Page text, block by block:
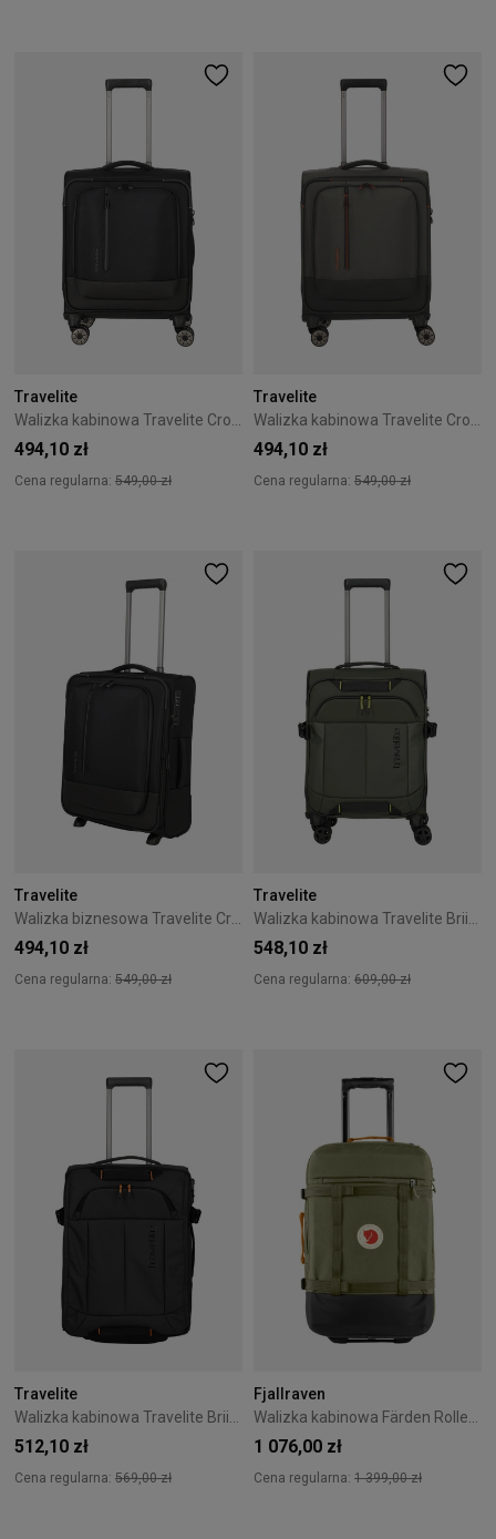
Travelite
494,10 zł
Cena regularna: 549,00 zł
Travelite
494,10 zł
Cena regularna: 549,00 zł
Travelite
494,10 zł
Cena regularna: 549,00 zł
Travelite
548,10 zł
Cena regularna: 609,00 zł
Travelite
Walizka kabinowa Travelite Briize 55 cm czarna
512,10 zł
Cena regularna: 569,00 zł
Fjallraven
Walizka kabinowa Färden Roller Fjallraven 55cm - Green
1 076,00 zł
Cena regularna: 1 399,00 zł